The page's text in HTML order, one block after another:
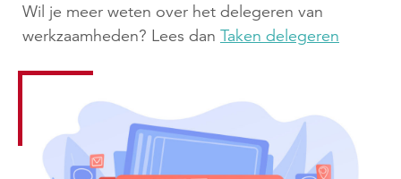
Wil je meer weten over het delegeren van
werkzaamheden? Lees dan Taken delegeren